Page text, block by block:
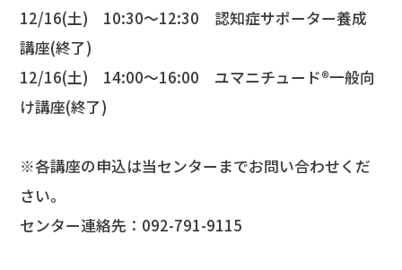
12/16(土) 10:30～12:30 認知症サポーター養成
講座(終了)
12/16(土) 14:00～16:00 ユマニチュード®一般向
け講座(終了)
※各講座の申込は当センターまでお問い合わせくだ
さい。
センター連絡先：092-791-9115